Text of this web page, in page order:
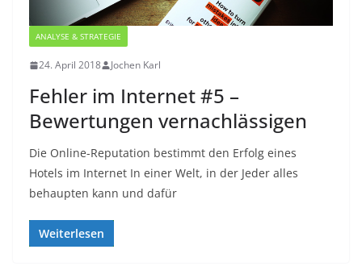
ANALYSE & STRATEGIE
24. April 2018 Jochen Karl
Fehler im Internet #5 –
Bewertungen vernachlässigen
Die Online-Reputation bestimmt den Erfolg eines
Hotels im Internet In einer Welt, in der Jeder alles
behaupten kann und dafür
Weiterlesen